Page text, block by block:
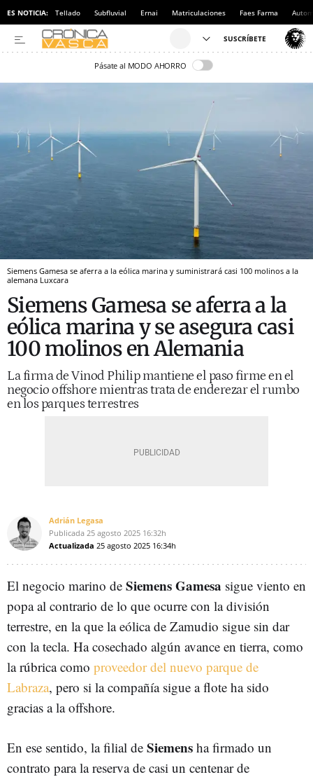
ES NOTICIA: Tellado Subfluvial Ernai Matriculaciones Faes Farma
Pásate al MODO AHORRO
Siemens Gamesa se aferra a la eólica marina y suministrará casi 100 molinos a la
alemana Luxcara
Siemens Gamesa se aferra a la
eólica marina y se asegura casi
100 molinos en Alemania
La firma de Vinod Philip mantiene el paso firme en el
negocio offshore mientras trata de enderezar el rumbo
en los parques terrestres
Adrián Legasa
Publicada 25 agosto 2025 16:32h
Actualizada 25 agosto 2025 16:34h
El negocio marino de Siemens Gamesa sigue viento en
popa al contrario de lo que ocurre con la división
terrestre, en la que la eólica de Zamudio sigue sin dar
con la tecla. Ha cosechado algún avance en tierra, como
la rúbrica como proveedor del nuevo parque de
Labraza, pero si la compañía sigue a flote ha sido
gracias a la offshore.
En ese sentido, la filial de Siemens ha firmado un
contrato para la reserva de casi un centenar de